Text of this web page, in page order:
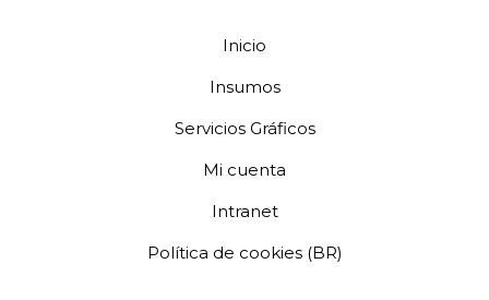
Inicio
Insumos
Servicios Gráficos
Mi cuenta
Intranet
Política de cookies (BR)